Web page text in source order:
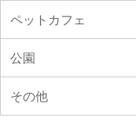
ペットカフェ
公園
その他